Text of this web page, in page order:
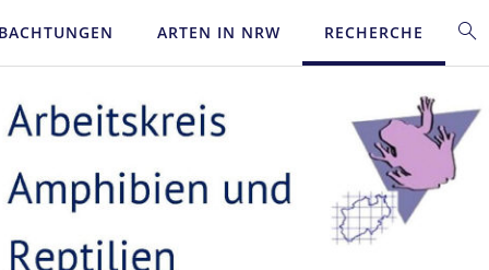
ARTEN IN NRW RECHERCHE